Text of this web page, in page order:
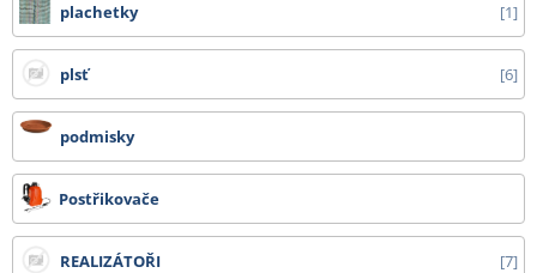
plachetky 1
plsť 6
podmisky
Postřikovače
REALIZÁTOŘI 7